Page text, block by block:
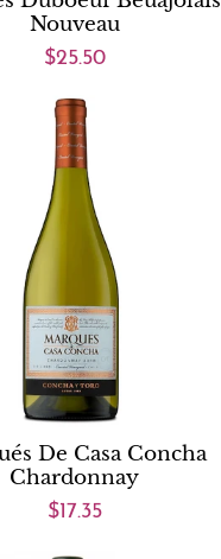
Nouveau
$25.50
De Casa Concha
Chardonnay
$17.35